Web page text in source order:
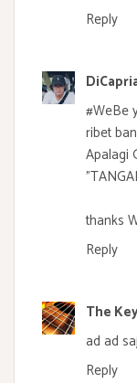
Reply
#WeBe
ribet
Apalagi
thanks
Reply
The
ad ad
Reply